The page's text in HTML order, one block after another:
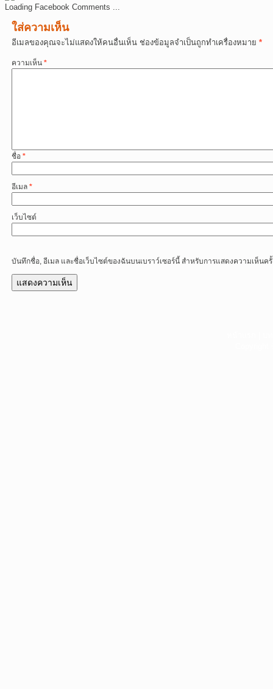
Loading Facebook Comments ...
ใส่ความเห็น
อีเมลของคุณจะไม่แสดงให้คนอื่นเห็น ช่องข้อมูลจำเป็นถูกทำเครื่องหมาย *
ความเห็น *
ชื่อ *
อีเมล *
เว็บไซต์
บันทึกชื่อ, อีเมล และชื่อเว็บไซต์ของฉันบนเบราว์เซอร์นี้ สำหรับการแสดงความเห็นค